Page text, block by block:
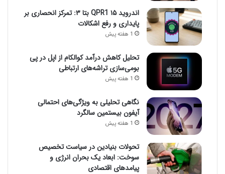
اندروید ۱۵ QPR1 بتا ۳: تمرکز انحصاری بر
پایداری و رفع اشکالات
1 هفته پیش
تحلیل کاهش درآمد کوالکام از اپل در پی
بومی‌سازی تراشه‌های ارتباطی
1 هفته پیش
نگاهی تحلیلی به ویژگی‌های احتمالی
آیفون بیستمین سالگرد
1 هفته پیش
تحولات بنیادین در سیاست تخصیص
سوخت: ابعاد یک بحران انرژی و
پیامدهای اقتصادی